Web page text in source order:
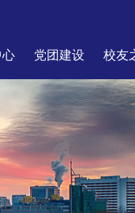
心 党团建设 校友